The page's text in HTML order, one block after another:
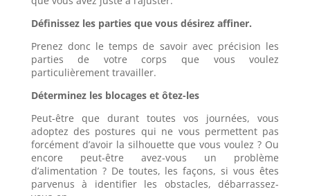
Définissez les parties que vous désirez affiner.
Prenez donc le temps de savoir avec précision les
parties de votre corps que vous voulez
particulièrement travailler.
Déterminez les blocages et ôtez-les
Peut-être que durant toutes vos journées, vous
adoptez des postures qui ne vous permettent pas
forcément d’avoir la silhouette que vous voulez ? Ou
encore peut-être avez-vous un problème
d’alimentation ? De toutes, les façons, si vous êtes
parvenus à identifier les obstacles, débarrassez-